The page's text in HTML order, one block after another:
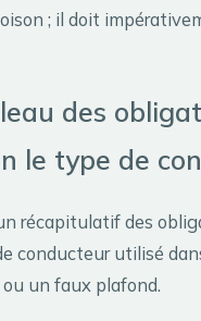
; il doit
des
le type de
récapitulatif des
conducteur utilisé
un faux plafond.